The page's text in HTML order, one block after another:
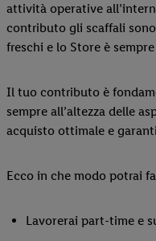
attività operative
contributo gli scaffali
freschi e lo Store è
Il tuo contributo è
sempre all’altezza delle
acquisto ottimale e
Ecco in che modo potrai
Lavorerai part-time e